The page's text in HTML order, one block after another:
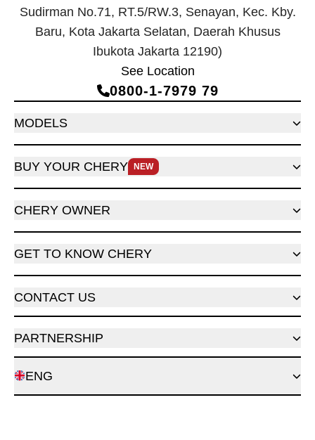
Sudirman No.71, RT.5/RW.3, Senayan, Kec. Kby.
Baru, Kota Jakarta Selatan, Daerah Khusus
Ibukota Jakarta 12190)
See Location
0800‑1‑7979 79
MODELS
BUY YOUR CHERY NEW
CHERY OWNER
GET TO KNOW CHERY
CONTACT US
PARTNERSHIP
ENG